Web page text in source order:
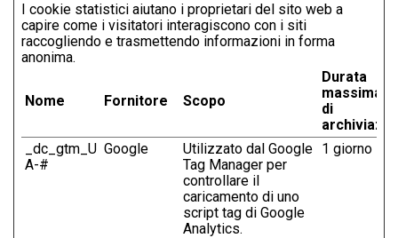
I cookie statistici aiutano i proprietari del sito web a
capire come i visitatori interagiscono con i siti
raccogliendo e trasmettendo informazioni in forma
anonima.
Nome Fornitore Scopo
Durata
massima
di
_dc_gtm_U
A-#
Google
Utilizzato dal Google
Tag Manager per
controllare il
caricamento di uno
script tag di Google
Analytics.
1 giorno